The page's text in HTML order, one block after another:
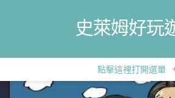
史萊姆好玩
點擊這裡打開選單